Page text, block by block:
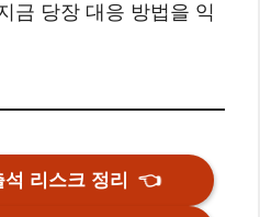
금 당장 대응 방법을 익
석 리스크 정리👈